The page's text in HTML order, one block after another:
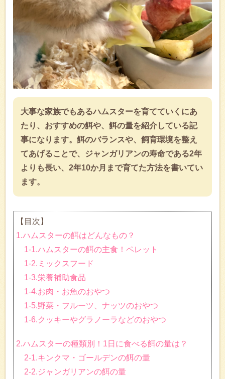
大事な家族でもあるハムスターを育てていくにあ
たり、おすすめの餌や、餌の量を紹介している記
事になります。餌のバランスや、飼育環境を整え
てあげることで、ジャンガリアンの寿命である2年
よりも長い、2年10か月まで育てた方法を書いてい
ます。
【目次】
1.ハムスターの餌はどんなもの？
1-1.ハムスターの餌の主食！ペレット
1-2.ミックスフード
1-3.栄養補助食品
1-4.お肉・お魚のおやつ
1-5.野菜・フルーツ、ナッツのおやつ
1-6.クッキーやグラノーラなどのおやつ
2.ハムスターの種類別！1日に食べる餌の量は？
2-1.キンクマ・ゴールデンの餌の量
2-2.ジャンガリアンの餌の量